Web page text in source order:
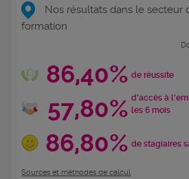
Nos résultats dans le secteur
formation
86,40% de réussite
57,80% d'accès à
les 6 mois
86,80% de stagiaires
Sources et méthodes de calcul